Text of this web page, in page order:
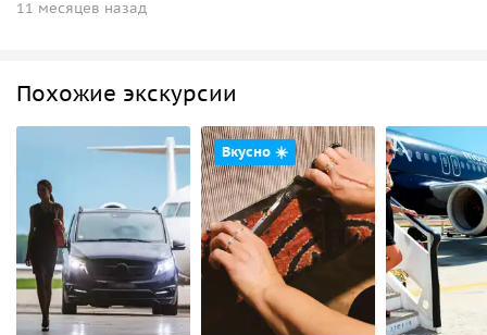
11 месяцев назад
Похожие экскурсии
Вкусно ☀️